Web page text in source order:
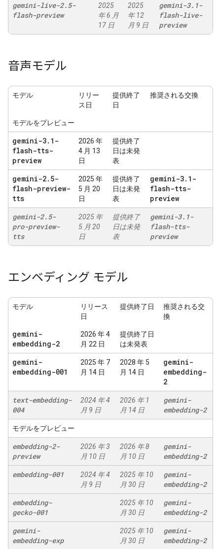
gemini-live-2.5-
flash-preview
2025
年 6 月
17 日
2025
年 12
月 9 日
gemini-3. 1-
flash-live-
preview
音声モデル
モデル
リリー
ス日
提供終了
日
推奨される交換
モデルをプレビュー
gemini-3. 1-
flash-tts-
preview
2026 年
4 月 13
日
提供終了
日は未発
表
gemini-2. 5-
flash-preview-
tts
2025 年
5 月 20
日
提供終了
日は未発
表
gemini-3. 1-
flash-tts-
preview
gemini-2.5-
pro-preview-
tts
2025 年
5 月 20
日
提供終了
日は未発
表
gemini-3. 1-
flash-tts-
preview
エンベディング モデル
モデル
リリース
日
提供終了日
推奨される交
換
gemini-
embedding-2
2026 年 4
月 22 日
提供終了日
は未発表
gemini-
embedding-001
2025 年 7
月 14 日
2028 年 5
月 14 日
gemini-
embedding-
2
text-embedding-
004
2024 年 4
月 9 日
2026 年 1
月 14 日
gemini-
embedding-2
モデルをプレビュー
embedding-2-
preview
2026 年 3
月 10 日
2026 年 8
月 10 日
gemini-
embedding-2
embedding-001
2024 年 4
月 9 日
2025 年 10
月 30 日
gemini-
embedding-2
embedding-
gecko-001
2025 年 10
月 30 日
gemini-
embedding-2
gemini-
embedding-exp
2025 年 10
月 30 日
gemini-
embedding-2